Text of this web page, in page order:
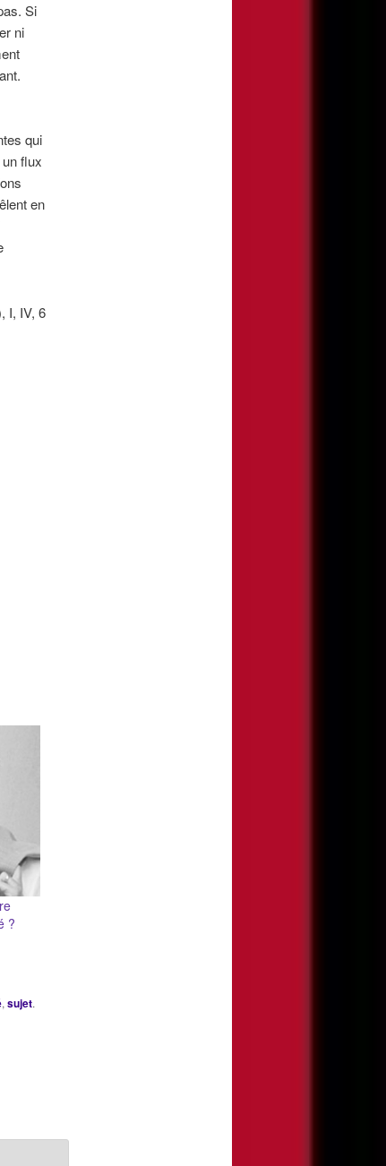
Si
ni
qui
flux
en
I, IV, 6
?
, sujet.